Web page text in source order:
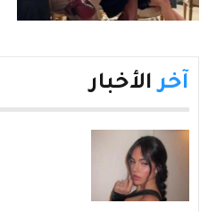
آخر الأخبار